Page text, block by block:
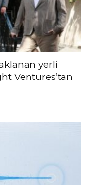
yerli
Ventures’tan